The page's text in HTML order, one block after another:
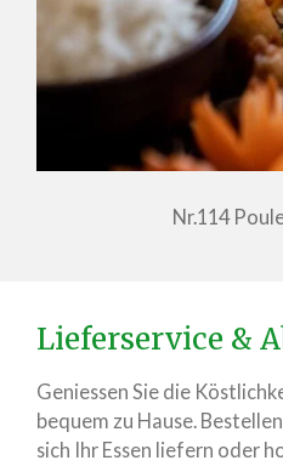
Nr.114
Lieferservice &
Geniessen Sie die
bequem zu Hause.
sich Ihr Essen liefern oder